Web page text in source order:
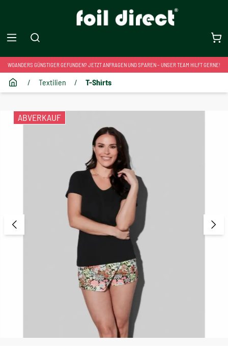
WOANDERS GÜNSTIGER GEFUNDEN? JETZT ANFRAGEN UND SPAREN – UNSER TEAM HILFT GERNE!
/ Textilien / T-Shirts
ABVERKAUF